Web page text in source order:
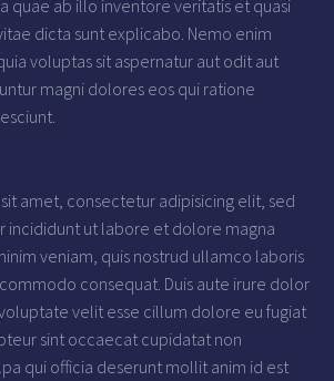
quae ab illo inventore veritatis et quasi
dicta sunt explicabo. Nemo enim
voluptas sit aspernatur aut odit aut
magni dolores eos qui ratione
amet, consectetur adipisicing elit, sed
incididunt ut labore et dolore magna
veniam, quis nostrud ullamco laboris
consequat. Duis aute irure dolor
velit esse cillum dolore eu fugiat
sint occaecat cupidatat non
qui officia deserunt mollit anim id est